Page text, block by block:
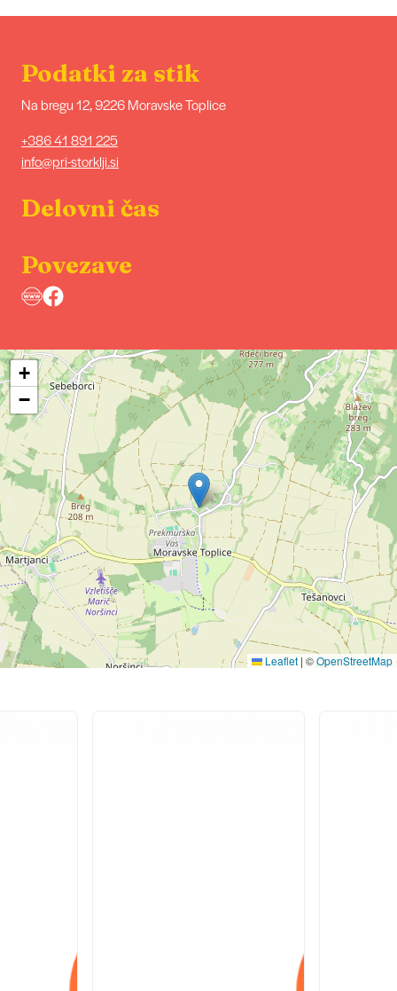
Podatki za stik
Na bregu 12, 9226 Moravske Toplice
+386 41 891 225
info@pri-storklji.si
Delovni čas
Povezave
+
−
Leaflet | ©OpenStreetMap